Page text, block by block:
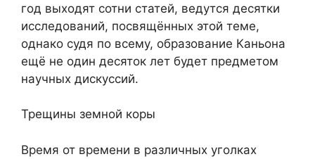
год выходят сотни статей, ведутся десятки
исследований, посвящённых этой теме,
однако судя по всему, образование Каньона
ещё не один десяток лет будет предметом
научных дискуссий.
Трещины земной коры
Время от времени в различных уголках